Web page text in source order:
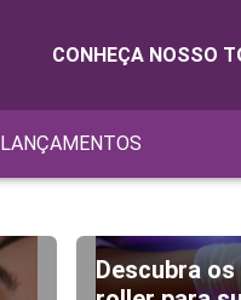
CONHEÇA NOSSO
LANÇAMENTOS
Descubra